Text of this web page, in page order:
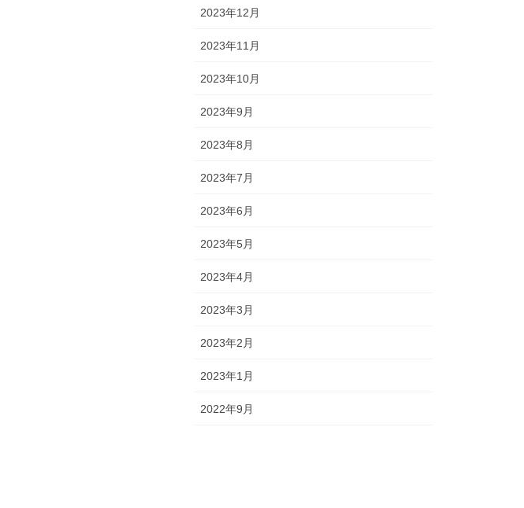
2023年12月
2023年11月
2023年10月
2023年9月
2023年8月
2023年7月
2023年6月
2023年5月
2023年4月
2023年3月
2023年2月
2023年1月
2022年9月